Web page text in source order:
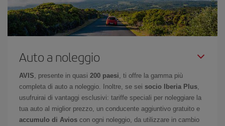
Auto a noleggio
AVIS , presente in quasi 200 paesi , ti offre la gamma più
completa di auto a noleggio. Inoltre, se sei socio Iberia Plus
usufruirai di vantaggi esclusivi: tariffe speciali per noleggiare la
tua auto al miglior prezzo, un conducente aggiuntivo gratuito e
accumulo di Avios con ogni noleggio, da utilizzare in cambio